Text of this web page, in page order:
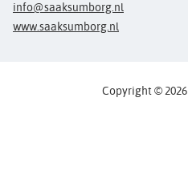
info@saaksumborg.nl
www.saaksumborg.nl
Copyright © 2026